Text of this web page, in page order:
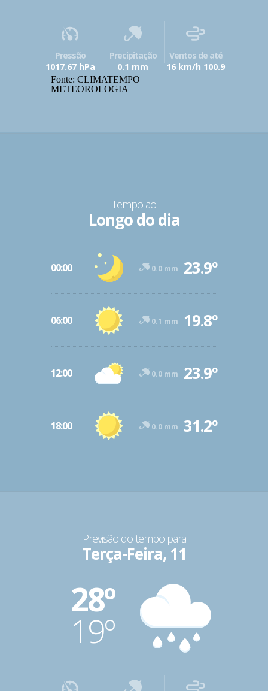
Pressão
1017.67 hPa
Precipitação
0.1 mm
Ventos de até
16 km/h 100.9
Fonte: CLIMATEMPO
METEOROLOGIA
Tempo ao
Longo do dia
00:00 0.0 mm 23.9º
06:00 0.1 mm 19.8º
12:00 0.0 mm 23.9º
18:00 0.0 mm 31.2º
Previsão do tempo para
Terça-Feira, 11
28º
19º